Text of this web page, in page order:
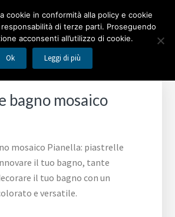
BAGNO
per rinnovare il tuo bagno
bagno mosaico
mosaico Pianella: piastrelle
il tuo bagno, tante
il tuo bagno con un
e versatile.
cookie in conformità alla policy e cookie
di terze parti. Proseguendo
acconsenti all’utilizzo di cookie.
Ok Leggi di più